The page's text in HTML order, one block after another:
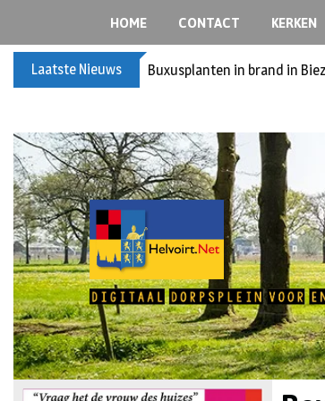
HOME CONTACT KERKEN
Laatste Nieuws Spreidingswet asielzoekers: